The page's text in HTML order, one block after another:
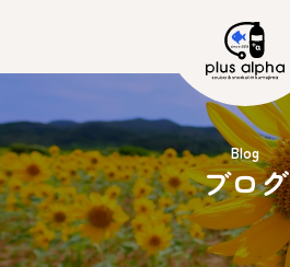
Blog
ブログ